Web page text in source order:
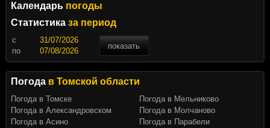
Календарь погоды
Статистика за период
c
показать
по
Погода в Томской области
Погода в Томске
Погода в Александровском
Погода в Асино
Погода в Мельниково
Погода в Молчаново
Погода в Парабели